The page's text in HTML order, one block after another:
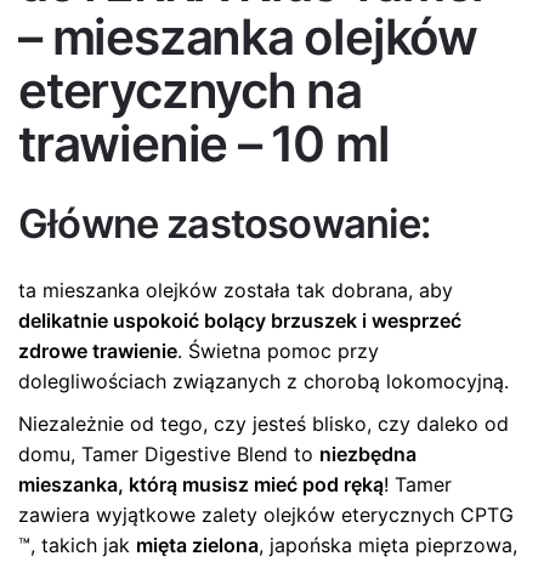
– mieszanka olejków
eterycznych na
trawienie – 10 ml
Główne zastosowanie:
ta mieszanka olejków została tak dobrana, aby
delikatnie uspokoić bolący brzuszek i wesprzeć
zdrowe trawienie. Świetna pomoc przy
dolegliwościach związanych z chorobą lokomocyjną.
Niezależnie od tego, czy jesteś blisko, czy daleko od
domu, Tamer Digestive Blend to niezbędna
mieszanka, którą musisz mieć pod ręką! Tamer
zawiera wyjątkowe zalety olejków eterycznych CPTG
™, takich jak mięta zielona, japońska mięta pieprzowa,